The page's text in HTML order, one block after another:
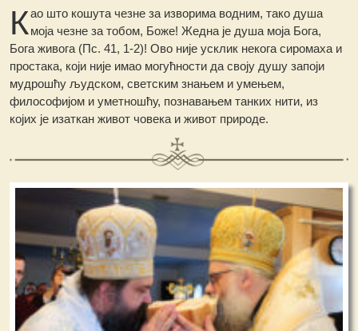
Као што кошута чезне за изворима водним, тако душа
моја чезне за тобом, Боже! Жедна је душа моја Бога,
Бога живога (Пс. 41, 1-2)! Ово није усклик некога сиромаха и
простака, који није имао могућности да своју душу запоји
мудрошћу људском, светским знањем и умењем,
философијом и уметношћу, познавањем танких нити, из
којих је изаткан живот човека и живот природе.